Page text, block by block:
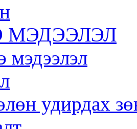
МЭДЭЭЛЭЛ
мэдээлэл
удирдах